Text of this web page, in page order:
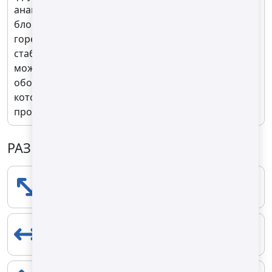
ананасы, финики, инжир и виноград. Сушильный
блок оснащён одной высокоэффективной газовой
горелкой, обеспечивающей мощный и
стабильный источник тепла. Температура сушки
может быть точно настроена. Система
оборудована технологией циркуляции воздуха,
которая сохраняет естественный аромат и вкус
продукта.
РАЗМЕРЫ